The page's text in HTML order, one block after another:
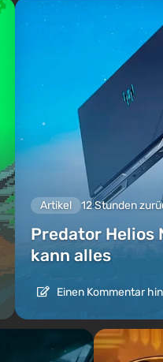
Artikel 12 Stunden
Predator Helios
kann alles
Einen Kommentar